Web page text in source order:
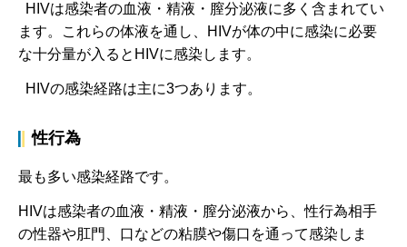
HIVは感染者の血液・精液・膣分泌液に多く含まれてい
ます。これらの体液を通し、HIVが体の中に感染に必要
な十分量が入るとHIVに感染します。
HIVの感染経路は主に3つあります。
性行為
最も多い感染経路です。
HIVは感染者の血液・精液・膣分泌液から、性行為相手
の性器や肛門、口などの粘膜や傷口を通って感染しま